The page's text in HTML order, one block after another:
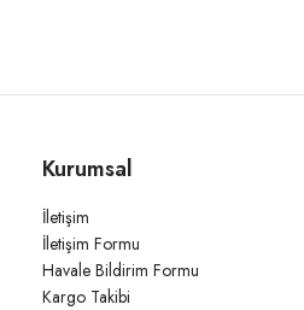
Kurumsal
İletişim
İletişim Formu
Havale Bildirim Formu
Kargo Takibi